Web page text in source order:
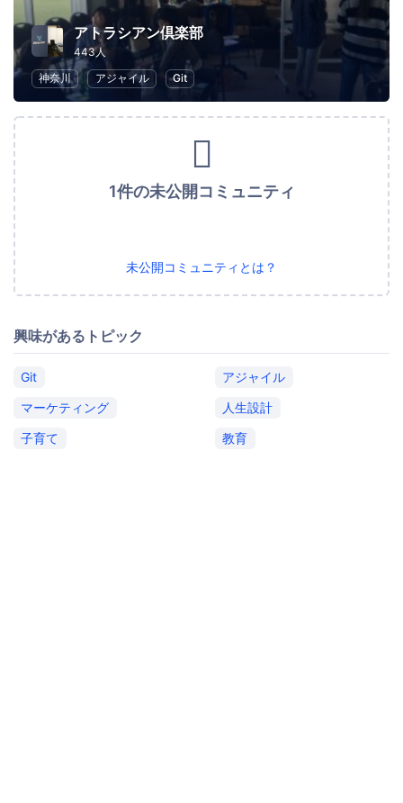
アトラシアン倶楽部
443人
神奈川
アジャイル Git
1件の未公開コミュニティ
未公開コミュニティとは？
興味があるトピック
Git
アジャイル
マーケティング
人生設計
子育て
教育